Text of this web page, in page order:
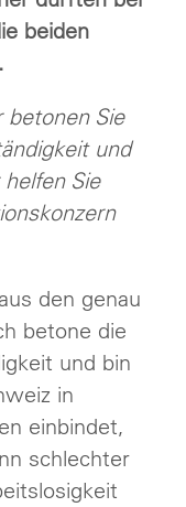
beiden
betonen Sie
und
Sie
den genau
betone die
und bin
in
einbindet,
schlechter